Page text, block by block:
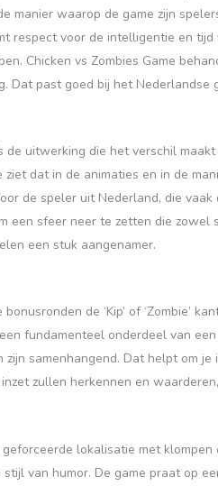
waarop de game zijn
voor de intelligentie en
Chicken vs Zombies Game
past goed bij het
uitwerking die het verschil
dat in de animaties en in de
de speler uit Nederland, die
sfeer neer te zetten die
een stuk aangenamer.
de ‘Kip’ of ‘Zombie’
fundamenteel onderdeel van
samenhangend. Dat helpt om
zullen herkennen en
lokalisatie met
van humor. De game praat op